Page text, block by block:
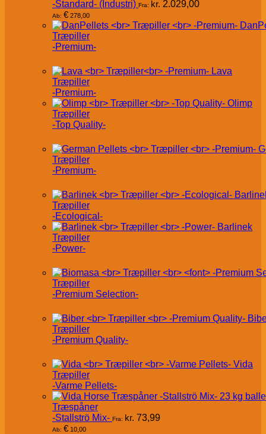
-Standard- (Industri) Fra: kr. 2.029,00
Ab: € 278,00
Træpiller
-Premium-
Lava
Træpiller
-Premium-
Olimp
Træpiller
-Top Quality-
Træpiller
-Premium-
Træpiller
-Ecological-
Barlinek
Træpiller
-Power-
Træpiller
-Premium Selection-
Træpiller
-Premium Quality-
Vida
Træpiller
-Varme Pellets-
Træspåner
-Stallströ Mix- Fra: kr. 73,99
Ab: € 10,00